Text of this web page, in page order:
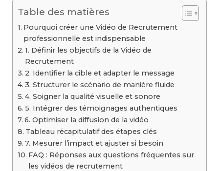
Table des matières
Pourquoi créer une Vidéo de Recrutement
professionnelle est indispensable
1. Définir les objectifs de la Vidéo de
Recrutement
2. Identifier la cible et adapter le message
3. Structurer le scénario de manière fluide
4. Soigner la qualité visuelle et sonore
5. Intégrer des témoignages authentiques
6. Optimiser la diffusion de la vidéo
Tableau récapitulatif des étapes clés
7. Mesurer l’impact et ajuster si besoin
FAQ : Réponses aux questions fréquentes sur
les vidéos de recrutement